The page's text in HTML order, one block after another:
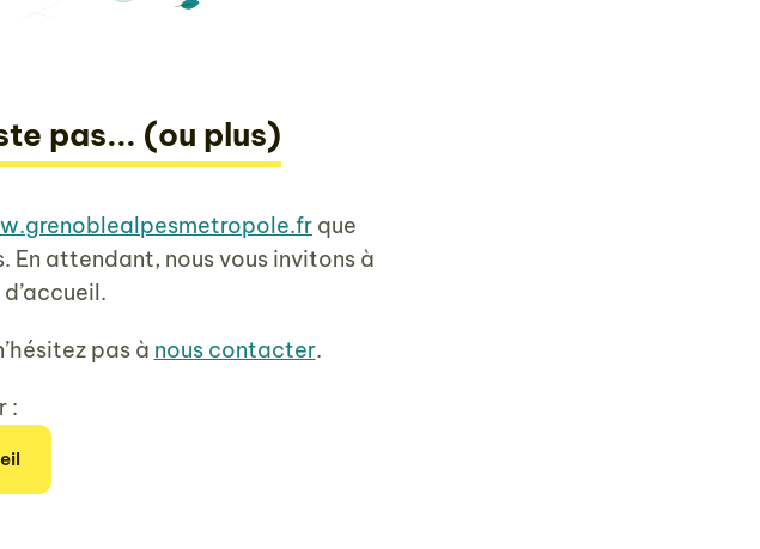
pas... (ou plus)
que
En attendant, nous vous invitons à
pas à nous contacter.
: